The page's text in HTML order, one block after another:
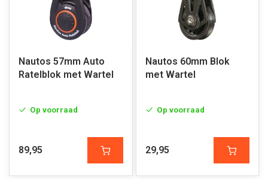
Nautos 57mm Auto
Ratelblok met Wartel
Op voorraad
89,95
Nautos 60mm Blok
met Wartel
Op voorraad
29,95